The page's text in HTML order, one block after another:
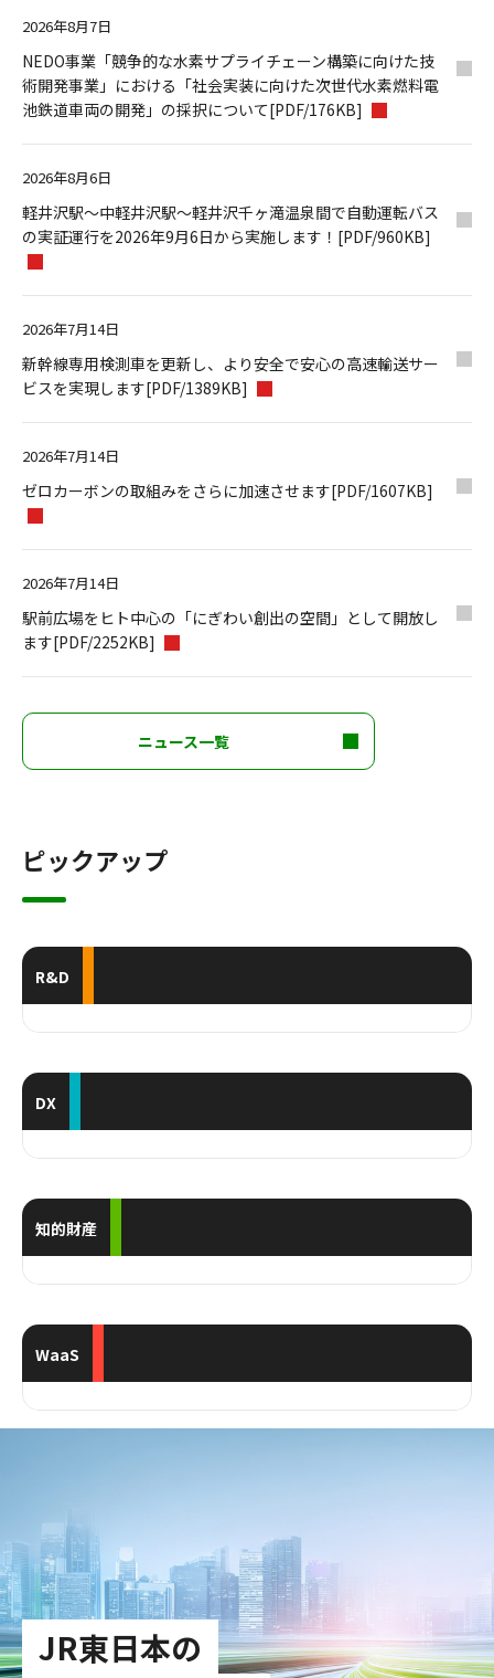
2026年8月7日
NEDO事業「競争的な水素サプライチェーン構築に向けた技
術開発事業」における「社会実装に向けた次世代水素燃料電
池鉄道車両の開発」の採択について[PDF/176KB]
2026年8月6日
軽井沢駅～中軽井沢駅～軽井沢千ヶ滝温泉間で自動運転バス
の実証運行を2026年9月6日から実施します！[PDF/960KB]
2026年7月14日
新幹線専用検測車を更新し、より安全で安心の高速輸送サー
ビスを実現します[PDF/1389KB]
2026年7月14日
ゼロカーボンの取組みをさらに加速させます[PDF/1607KB]
2026年7月14日
駅前広場をヒト中心の「にぎわい創出の空間」として開放し
ます[PDF/2252KB]
ニュース一覧
ピックアップ
R&D
DX
知的財産
WaaS
JR東日本の